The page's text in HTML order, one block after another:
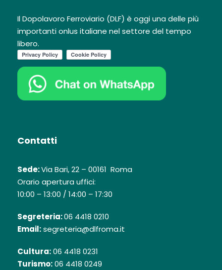
Il Dopolavoro Ferroviario (DLF) è oggi una delle più
importanti onlus italiane nel settore del tempo
libero.
Contatti
Sede:Via Bari, 22 – 00161 Roma
Orario apertura uffici:
10:00 – 13:00 / 14:00 – 17:30
Segreteria:06 4418 0210
Email:segreteria@dlfroma.it
Cultura:06 4418 0231
Turismo:06 4418 0249